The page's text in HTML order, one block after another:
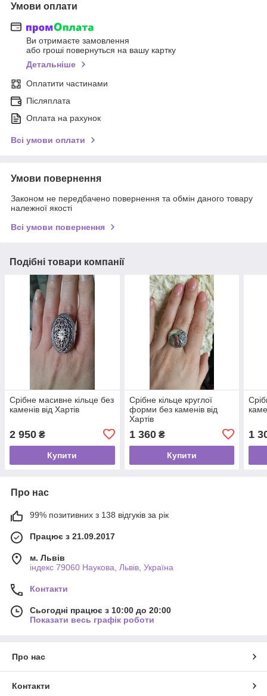
Умови оплати
Ви отримаєте замовлення
або гроші повернуться на вашу картку
Детальніше
Оплатити частинами
Післяплата
Оплата на рахунок
Всі умови оплати
Умови повернення
Законом не передбачено повернення та обмін даного товару
належної якості
Всі умови повернення
Подібні товари компанії
Срібне масивне кільце без
каменів від Хартів
2 950 ₴
Купити
Срібне кільце круглої
форми без каменів від
Хартів
1 360₴
Купити
1
Про нас
99% позитивних з 138 відгуків за рік
Працює з 21.09.2017
м. Львів
індекс 79060 Наукова, Львів, Україна
Контакти
Сьогодні працює з 10:00 до 20:00
Показати весь графік роботи
Про нас
Контакти